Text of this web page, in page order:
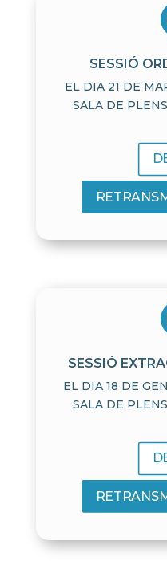
SESSIÓ
EL DIA 21 DE
SALA DE
SESSIÓ
EL DIA 18 DE
SALA DE